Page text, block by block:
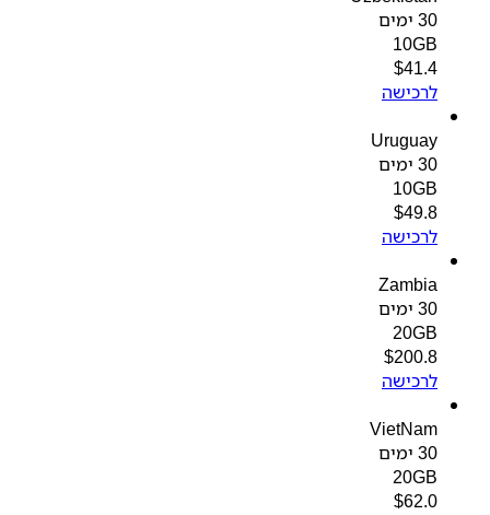
10GB
$41.4
לרכישה
Uruguay
10GB
$49.8
לרכישה
Zambia
20GB
$200.8
לרכישה
VietNam
20GB
$62.0